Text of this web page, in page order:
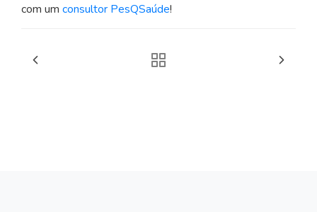
com um consultor PesQSaúde!